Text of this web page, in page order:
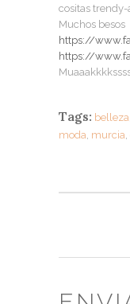
cositas trendy-
Muchos besos
https://
https://
Tags: belleza
moda, murcia,